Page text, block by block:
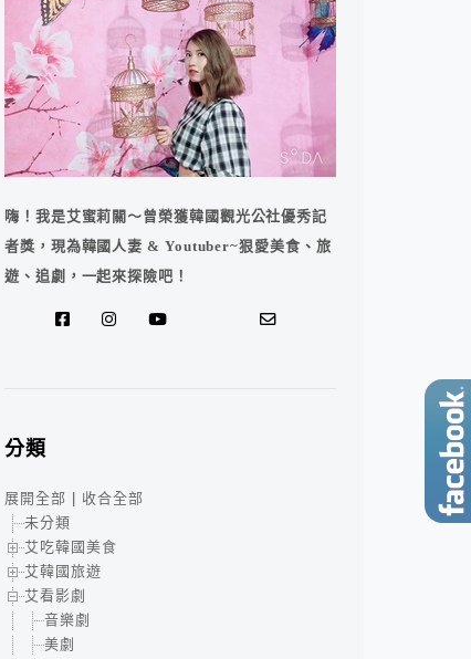
嗨！我是艾蜜莉關～曾榮獲韓國觀光公社優秀記
者獎，現為韓國人妻 & Youtuber~狠愛美食、旅
遊、追劇，一起來探險吧！
分類
展開全部
收合全部
未分類
艾吃韓國美食
艾韓國旅遊
艾看影劇
音樂劇
美劇